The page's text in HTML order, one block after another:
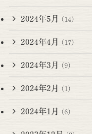
2024年5月 (14)
2024年4月 (17)
2024年3月 (9)
2024年2月 (1)
2024年1月 (6)